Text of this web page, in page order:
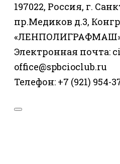
197022, Россия, г.
пр.Медиков д.3,
Электронная почта:
office@spbcioclub.ru
Телефон: +7 (921) 954-